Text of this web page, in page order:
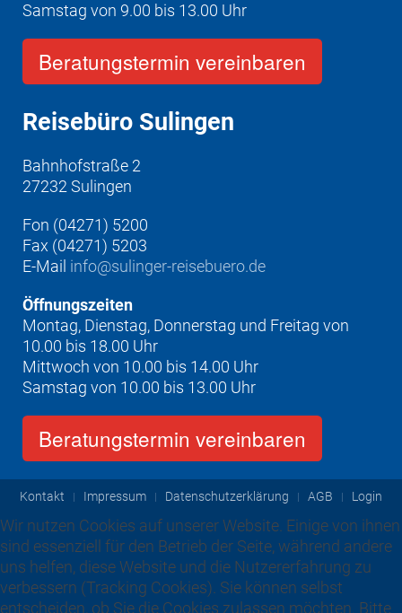
Samstag von 9.00 bis 13.00 Uhr
Beratungstermin vereinbaren
Reisebüro Sulingen
Bahnhofstraße 2
27232 Sulingen
Fon (04271) 5200
Fax (04271) 5203
E-Mail info@sulinger-reisebuero.de
Öffnungszeiten
Montag, Dienstag, Donnerstag und Freitag von
10.00 bis 18.00 Uhr
Mittwoch von 10.00 bis 14.00 Uhr
Samstag von 10.00 bis 13.00 Uhr
Beratungstermin vereinbaren
Kontakt Impressum Datenschutzerklärung AGB Login
Wir nutzen Cookies auf unserer Website. Einige von ihnen
sind essenziell für den Betrieb der Seite, während andere
uns helfen, diese Website und die Nutzererfahrung zu
verbessern (Tracking Cookies). Sie können selbst
entscheiden, ob Sie die Cookies zulassen möchten. Bitte